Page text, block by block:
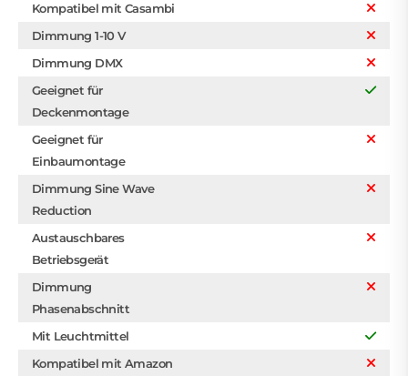
Kompatibel mit Casambi
Dimmung 1-10 V
Dimmung DMX
Geeignet für
Deckenmontage
Geeignet für
Einbaumontage
Dimmung Sine Wave
Reduction
Austauschbares
Betriebsgerät
Dimmung
Phasenabschnitt
Mit Leuchtmittel
Kompatibel mit Amazon